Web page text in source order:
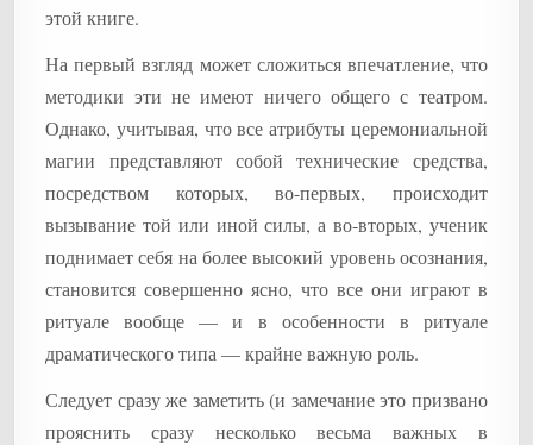
этой книге.
На первый взгляд может сложиться впечатление, что
методики эти не имеют ничего общего с театром.
Однако, учитывая, что все атрибуты церемониальной
магии представляют собой технические средства,
посредством которых, во-первых, происходит
вызывание той или иной силы, а во-вторых, ученик
поднимает себя на более высокий уровень осознания,
становится совершенно ясно, что все они играют в
ритуале вообще — и в особенности в ритуале
драматического типа — крайне важную роль.
Следует сразу же заметить (и замечание это призвано
прояснить сразу несколько весьма важных в